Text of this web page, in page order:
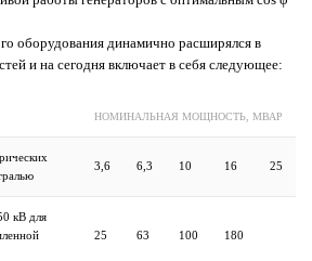
оборудования динамично расширялся в
и на сегодня включает в себя следующее:
НОМИНАЛЬНАЯ МОЩНОСТЬ, МВАР
3,6 6,3 10 16 25
кВ для
25 63 100 180